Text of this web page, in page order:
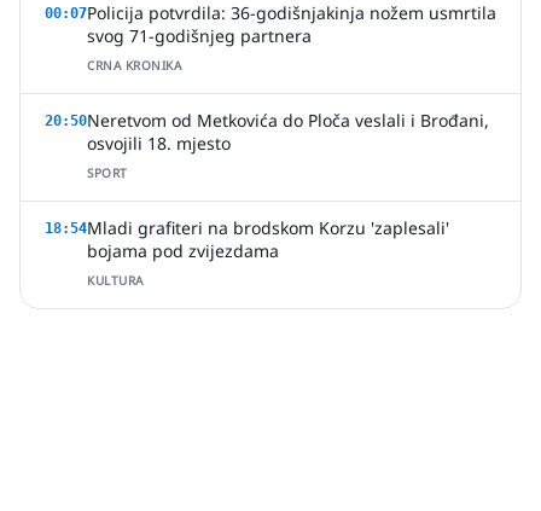
00:07Policija potvrdila: 36-godišnjakinja nožem usmrtila
svog 71-godišnjeg partnera
CRNA KRONIKA
20:50Neretvom od Metkovića do Ploča veslali i Brođani,
osvojili 18. mjesto
SPORT
18:54Mladi grafiteri na brodskom Korzu 'zaplesali'
bojama pod zvijezdama
KULTURA